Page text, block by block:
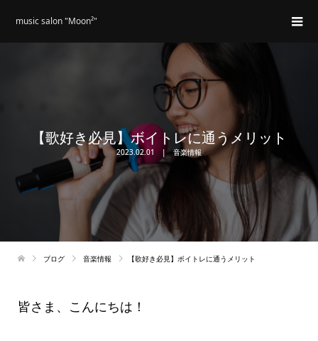
music salon "Moon²"
【歌好き必見】ボイトレに通うメリット
2023.02.01 音楽情報
ブログ 音楽情報 【歌好き必見】ボイトレに通うメリット
皆さま、こんにちは！